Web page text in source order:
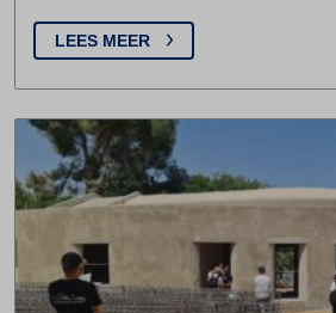
LEES MEER